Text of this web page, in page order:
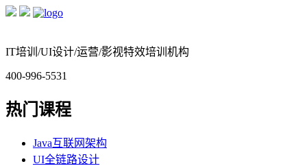
IT培训/UI设计/运营/影视特效培训机构
400-996-5531
热门课程
Java互联网架构
UI全链路设计